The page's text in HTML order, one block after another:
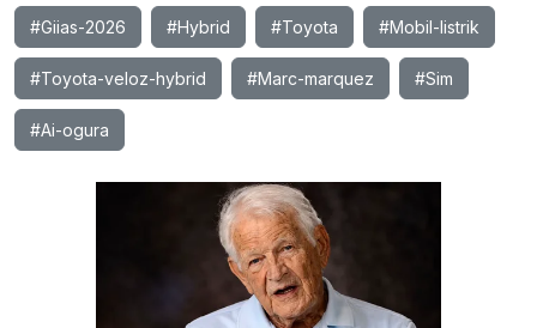
#Giias-2026 #Hybrid #Toyota #Mobil-listrik
#Toyota-veloz-hybrid #Marc-marquez #Sim
#Ai-ogura